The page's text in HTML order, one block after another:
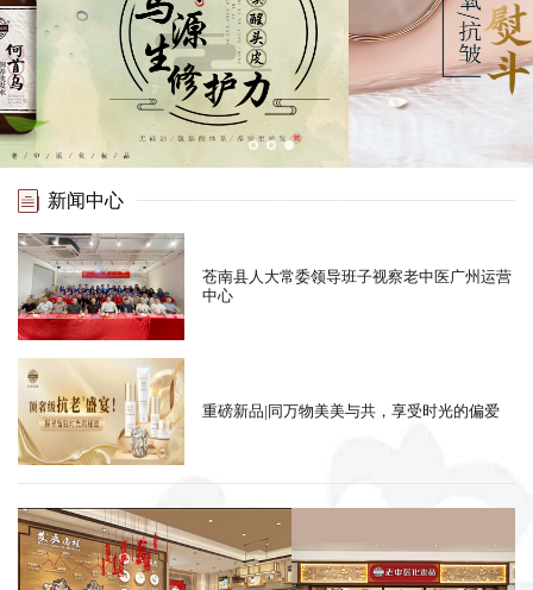
新闻中心
苍南县人大常委领导班子视察老中医广州运营
中心
重磅新品|同万物美美与共，享受时光的偏爱